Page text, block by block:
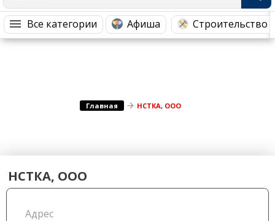
Все категории Афиша Строительство
Гостиницы Городское хозяйство
Главная НСТКА, ООО
НСТКА, ООО
Адрес